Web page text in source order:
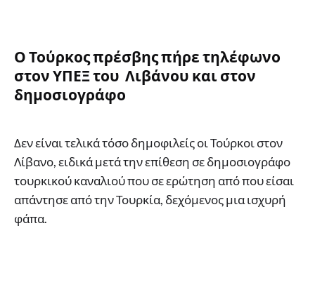
Ο Τούρκος πρέσβης πήρε τηλέφωνο
στον ΥΠΕΞ του Λιβάνου και στον
δημοσιογράφο
Δεν είναι τελικά τόσο δημοφιλείς οι Τούρκοι στον
Λίβανο, ειδικά μετά την επίθεση σε δημοσιογράφο
τουρκικού καναλιού που σε ερώτηση από που είσαι
απάντησε από την Τουρκία, δεχόμενος μια ισχυρή
φάπα.